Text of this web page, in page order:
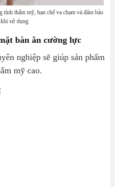
thẩm mỹ, hạn chế va chạm và đảm bảo
khi sử dụng
bàn ăn cường lực
nghiệp sẽ giúp sản phẩm
mỹ cao.